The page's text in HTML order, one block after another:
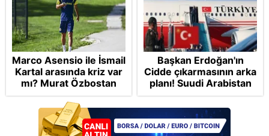
Marco Asensio ile İsmail
Kartal arasında kriz var
mı? Murat Özbostan
analiz etti: Egoları da
yönetmelisiniz
Başkan Erdoğan'ın
Cidde çıkarmasının arka
planı! Suudi Arabistan
ve Pakistan'la üçlü ortak
savunma anlaşması:
"Islamic NATO"
manşetleri